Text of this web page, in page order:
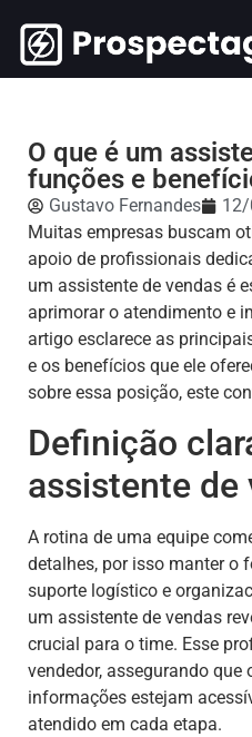
O que é um
funções e
Gustavo Fernandes
Muitas empresas buscam
apoio de profissionais
um assistente de vendas é
aprimorar o atendimento e
artigo esclarece as
e os benefícios que ele
sobre essa posição, este
Definição
assistente de
A rotina de uma equipe
detalhes, por isso manter o
suporte logístico e
um assistente de vendas
crucial para o time. Esse
vendedor, assegurando que
informações estejam
atendido em cada etapa.